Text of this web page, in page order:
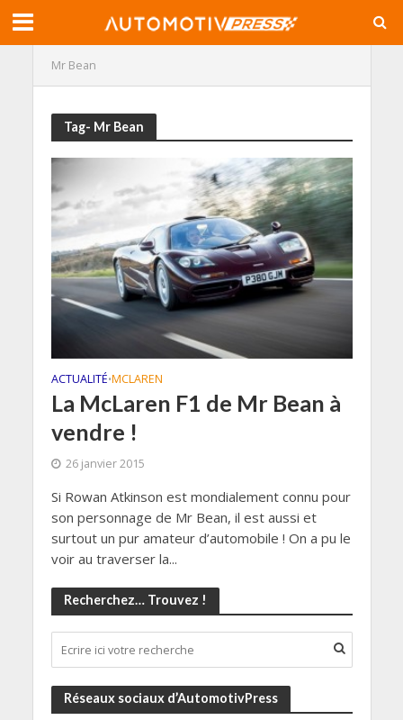
Mr Bean
Tag- Mr Bean
ACTUALITÉ•MCLAREN
La McLaren F1 de Mr Bean à
vendre !
26 janvier 2015
Si Rowan Atkinson est mondialement connu pour
son personnage de Mr Bean, il est aussi et
surtout un pur amateur d’automobile ! On a pu le
voir au traverser la...
Recherchez… Trouvez !
Réseaux sociaux d’AutomotivPress